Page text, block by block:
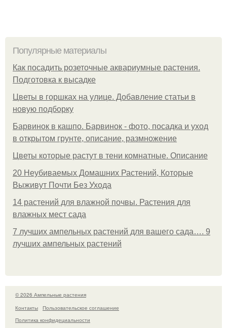
Популярные материалы
Как посадить розеточные аквариумные растения.
Подготовка к высадке
Цветы в горшках на улице. Добавление статьи в
новую подборку
Барвинок в кашпо. Барвинок - фото, посадка и уход
в открытом грунте, описание, размножение
Цветы которые растут в тени комнатные. Описание
20 Неубиваемых Домашних Растений, Которые
Выживут Почти Без Ухода
14 растений для влажной почвы. Растения для
влажных мест сада
7 лучших ампельных растений для вашего сада…. 9
лучших ампельных растений
© 2026 Ампельные растения
Контакты
Пользовательское соглашение
Политика конфидециальности